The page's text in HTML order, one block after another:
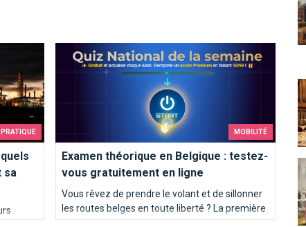
PRATIQUE
sa
facteurs qui influencent sa variation ?
MOBILITÉ
Examen théorique en Belgique : testez-
vous gratuitement en ligne
Vous rêvez de prendre le volant et de sillonner
les routes belges en toute liberté ? La première
étape, cruciale, est l'obtention de votre permis
Examen théorique en Belgique : testez-vous